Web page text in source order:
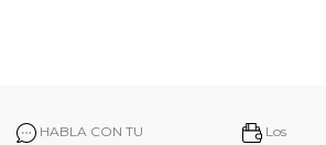
HABLA CON TU
Los